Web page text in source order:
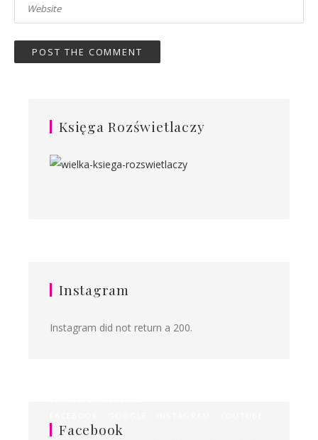
Księga Rozświetlaczy
Instagram
Instagram did not return a 200.
Facebook